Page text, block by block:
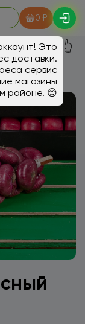
0 ₽
Это
доставки.
сервис
магазины
районе. 😊
👆